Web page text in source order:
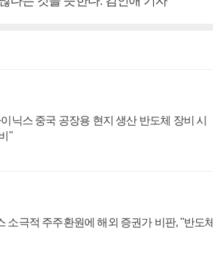
닉스 중국 공장용 현지 생산 반도체 장비 시
"
소극적 주주환원에 해외 증권가 비판, "반도체